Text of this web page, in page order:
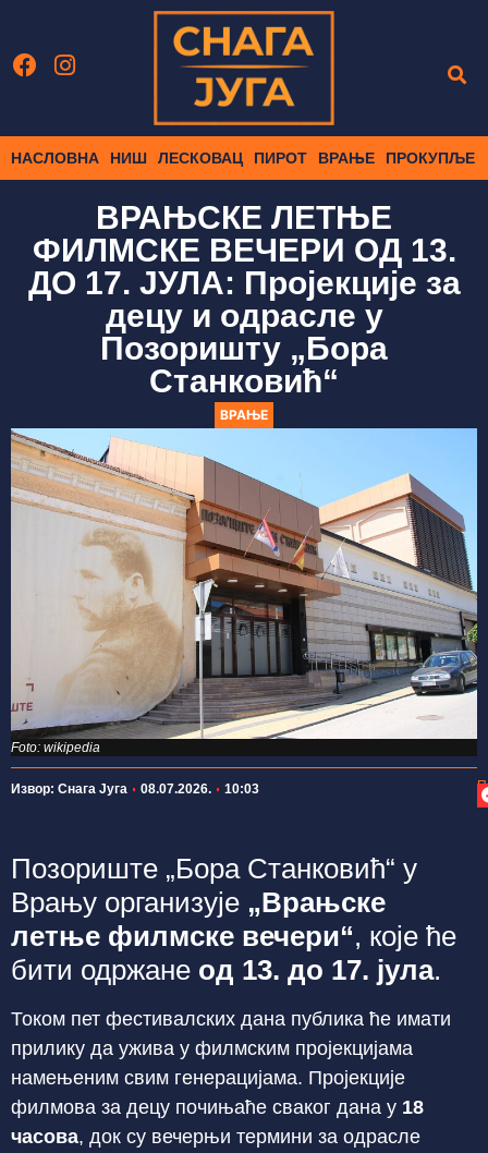
НАСЛОВНА НИШ ЛЕСКОВАЦ ПИРОТ ВРАЊЕ ПРОКУПЉЕ
ВРАЊСКЕ ЛЕТЊЕ
ФИЛМСКЕ ВЕЧЕРИ ОД 13.
ДО 17. ЈУЛА: Пројекције за
децу и одрасле у
Позоришту „Бора
Станковић“
ВРАЊЕ
Foto: wikipedia
Извор: Снага Југа 08.07.2026. 10:03
Позориште „Бора Станковић“ у
Врању организује „Врањске
летње филмске вечери“, које ће
бити одржане од 13. до 17. јула.
Током пет фестивалских дана публика ће имати
прилику да ужива у филмским пројекцијама
намењеним свим генерацијама. Пројекције
филмова за децу почињаће сваког дана у 18
часова, док су вечерњи термини за одрасле